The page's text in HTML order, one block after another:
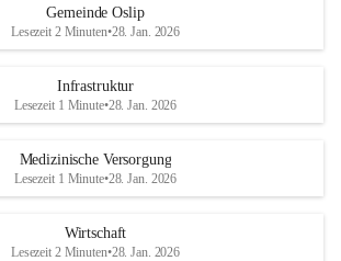
Gemeinde Oslip
Lesezeit 2 Minuten•28. Jan. 2026
Infrastruktur
Lesezeit 1 Minute•28. Jan. 2026
Medizinische Versorgung
Lesezeit 1 Minute•28. Jan. 2026
Wirtschaft
Lesezeit 2 Minuten•28. Jan. 2026